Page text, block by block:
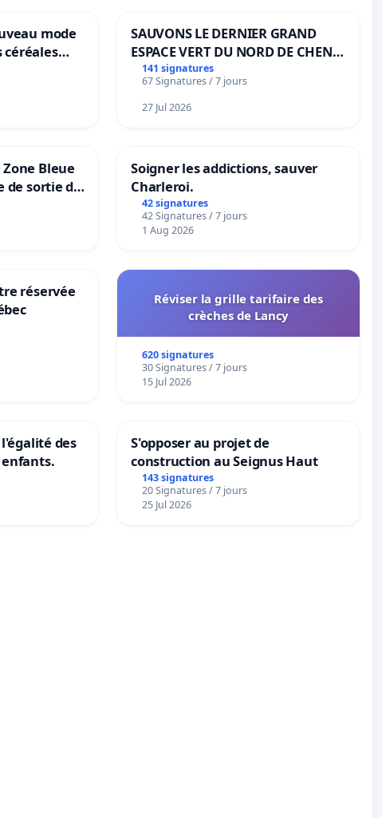
mode
basé
SAUVONS LE DERNIER GRAND
ESPACE VERT DU NORD DE CHENE-
BOUGERIES
141 signatures
67 Signatures / 7 jours
27 Jul 2026
Bleue
de sortie de
Soigner les addictions, sauver
Charleroi.
42 signatures
42 Signatures / 7 jours
1 Aug 2026
réservée
Réviser la grille tarifaire des
crèches de Lancy
620 signatures
30 Signatures / 7 jours
15 Jul 2026
des
S'opposer au projet de
construction au Seignus Haut
143 signatures
20 Signatures / 7 jours
25 Jul 2026